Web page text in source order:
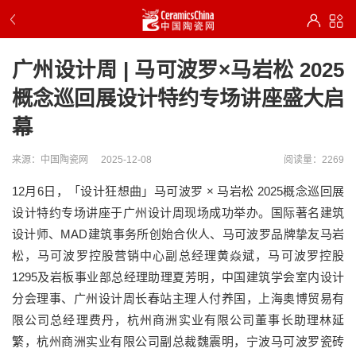
广州设计周 | 马可波罗×马岩松 2025
概念巡回展设计特约专场讲座盛大启
幕
来源：中国陶瓷网 2025-12-08 阅读量：2269
12月6日，「设计狂想曲」马可波罗 × 马岩松 2025概念巡回展
设计特约专场讲座于广州设计周现场成功举办。国际著名建筑
设计师、MAD建筑事务所创始合伙人、马可波罗品牌挚友马岩
松，马可波罗控股营销中心副总经理黄焱斌，马可波罗控股
1295及岩板事业部总经理助理夏芳明，中国建筑学会室内设计
分会理事、广州设计周长春站主理人付养国，上海奥博贸易有
限公司总经理费丹，杭州商洲实业有限公司董事长助理林延
繁，杭州商洲实业有限公司副总裁魏震明，宁波马可波罗瓷砖